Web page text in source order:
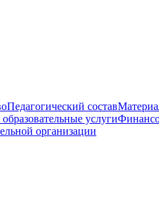
Педагогический состав
услуги
организации